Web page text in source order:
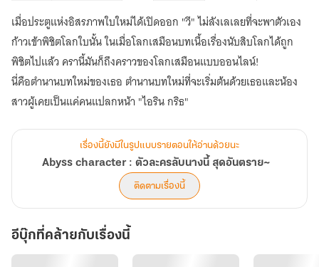
ลับ
นาง
นี้
สุด
อันตราย~
เมื่อประตูแห่งอิสรภาพใบใหม่ได้เปิดออก "วี" ไม่ลังเลเลยที่จะพาตัวเอง
ก้าวเข้าพิชิตโลกใบนั้น ในเมื่อโลกเสมือนบทเนื้อเรื่องนับสิบโลกได้ถูก
พิชิตไปแล้ว ครานี้มันก็ถึงคราวของโลกเสมือนแบบออนไลน์!
นี่คือตำนานบทใหม่ของเธอ ตำนานบทใหม่ที่จะเริ่มต้นด้วยเธอและน้อง
สาวผู้เคยเป็นแค่คนแปลกหน้า "ไอริน กริธ"
เรื่องนี้ยังมีในรูปแบบรายตอนให้อ่านด้วยนะ
Abyss character : ตัวละครลับนางนี้ สุดอันตราย~
ติดตามเรื่องนี้
อีบุ๊กที่คล้ายกับเรื่องนี้